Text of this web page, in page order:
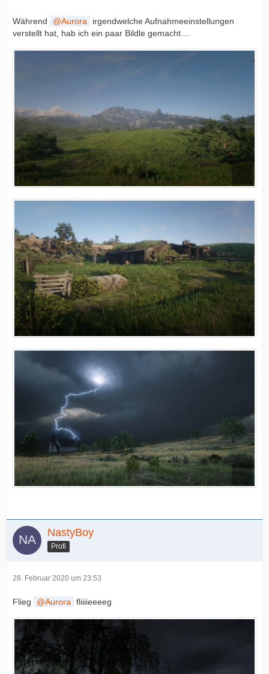
Während Aurora
irgendwelche Aufnahmeeinstellungen
verstellt hat, hab ich ein paar Bildle gemacht....
NastyBoy
Profi
28. Februar 2020 um 23:53
Flieg Aurora fliiiieeeeg